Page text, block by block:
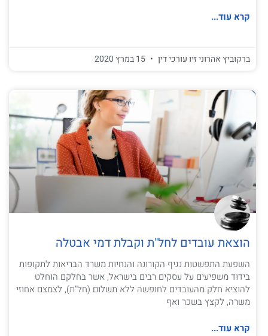
קרא עוד...
ברקוביץ אהרוני זיו עורכי דין
הוצאת עובדים לחל"ת וקבלת דמי אבטלה
השפעת התפשטות נגיף הקורונה והנחיות משרד הבריאות לתקופות
בידוד משפיעים על עסקים רבים בישראל, אשר בחלקם הוחלט
להוציא חלק מהעובדים לחופשה ללא תשלום (חל"ת), לצמצם אחוזי
משרה, לקצץ בשכר ואף
קרא עוד...